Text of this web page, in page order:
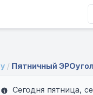
y / Пятничный
Сегодня пятница,